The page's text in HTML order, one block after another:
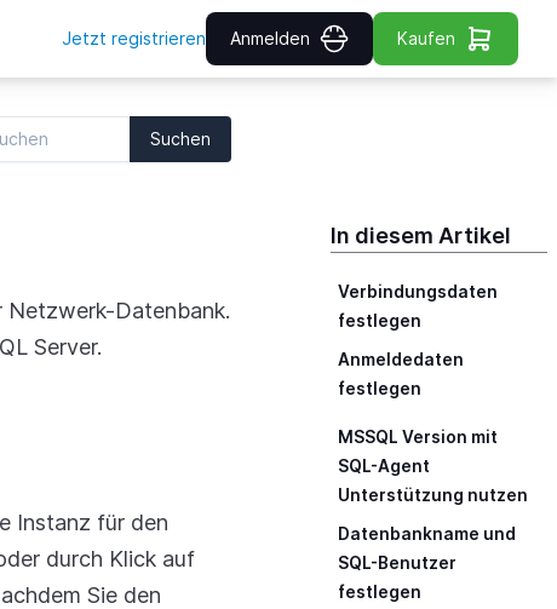
Jetzt registrieren Anmelden Kaufen
Suchen
Netzwerk-Datenbank.
Server.
Instanz für den
durch Klick auf
Sie den
In diesem Artikel
Verbindungsdaten
festlegen
Anmeldedaten
festlegen
MSSQL Version mit
SQL-Agent
Unterstützung nutzen
Datenbankname und
SQL-Benutzer
festlegen